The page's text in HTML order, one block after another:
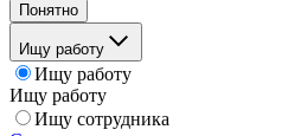
Понятно
Ищу работу
Ищу работу
Ищу работу
Ищу сотрудника